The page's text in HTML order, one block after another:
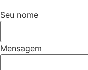
Seu nome
Mensagem